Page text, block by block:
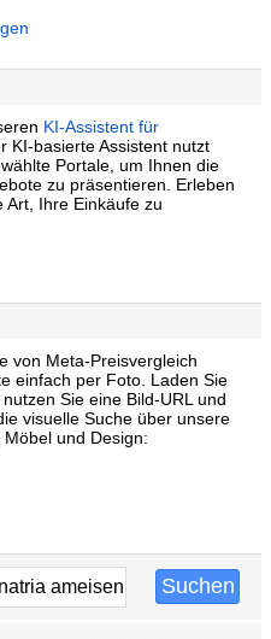
KI-Assistent für
KI-basierte Assistent nutzt
Portale, um Ihnen die
zu präsentieren. Erleben
Art, Ihre Einkäufe zu
von Meta-Preisvergleich
einfach per Foto. Laden Sie
Sie eine Bild-URL und
visuelle Suche über unsere
und Design: